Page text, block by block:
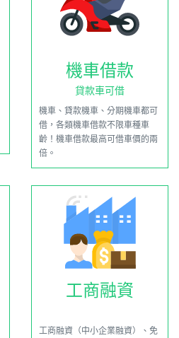
機車借款
貸款車可借
機車、貸款機車、分期機車都可
借，各類機車借款不限車種車
齡！機車借款最高可借車價的兩
倍。
工商融資
工商融資（中小企業融資）、免